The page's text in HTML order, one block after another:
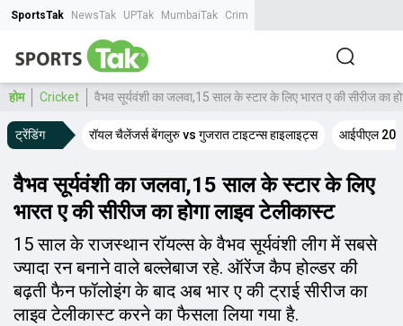
SportsTak NewsTak UPTak MumbaiTak CrimeTak
होम Cricket वैभव सूर्यवंशी का जलवा,15 साल के स्टार के लिए भारत ए की सीरीज का
ट्रेंडिंग रॉयल चैलेंजर्स बेंगलुरु vs गुजरात टाइटन्स हाइलाइट्स आईपीएल
वैभव सूर्यवंशी का जलवा,15 साल के स्टार के लिए
भारत ए की सीरीज का होगा लाइव टेलीकास्ट
15 साल के राजस्थान रॉयल्स के वैभव सूर्यवंशी लीग में सबसे
ज्यादा रन बनाने वाले बल्लेबाज रहे. ऑरेंज कैप होल्डर की
बढ़ती फैन फॉलोइंग के बाद अब भार ए की ट्राई सीरीज का
लाइव टेलीकास्ट करने का फैसला लिया गया है.